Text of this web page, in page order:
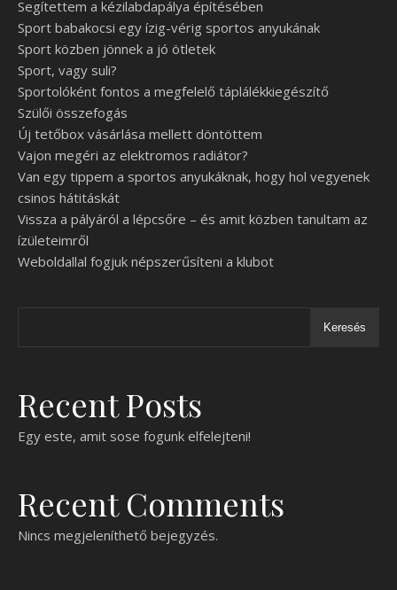
Segítettem a kézilabdapálya építésében
Sport babakocsi egy ízig-vérig sportos anyukának
Sport közben jönnek a jó ötletek
Sport, vagy suli?
Sportolóként fontos a megfelelő táplálékkiegészítő
Szülői összefogás
Új tetőbox vásárlása mellett döntöttem
Vajon megéri az elektromos radiátor?
Van egy tippem a sportos anyukáknak, hogy hol vegyenek
csinos hátitáskát
Vissza a pályáról a lépcsőre – és amit közben tanultam az
ízületeimről
Weboldallal fogjuk népszerűsíteni a klubot
Keresés
Recent Posts
Egy este, amit sose fogunk elfelejteni!
Recent Comments
Nincs megjeleníthető bejegyzés.